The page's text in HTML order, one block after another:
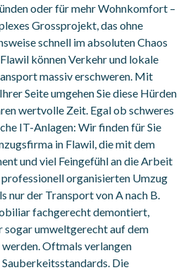
oder für mehr Wohnkomfort –
Grossprojekt, das ohne
schnell im absoluten Chaos
können Verkehr und lokale
massiv erschweren. Mit
Seite umgehen Sie diese Hürden
wertvolle Zeit. Egal ob schweres
IT-Anlagen: Wir finden für Sie
in Flawil, die mit dem
und viel Feingefühl an die Arbeit
organisierten Umzug
nur der Transport von A nach B.
fachgerecht demontiert,
sogar umweltgerecht auf dem
Oftmals verlangen
Die